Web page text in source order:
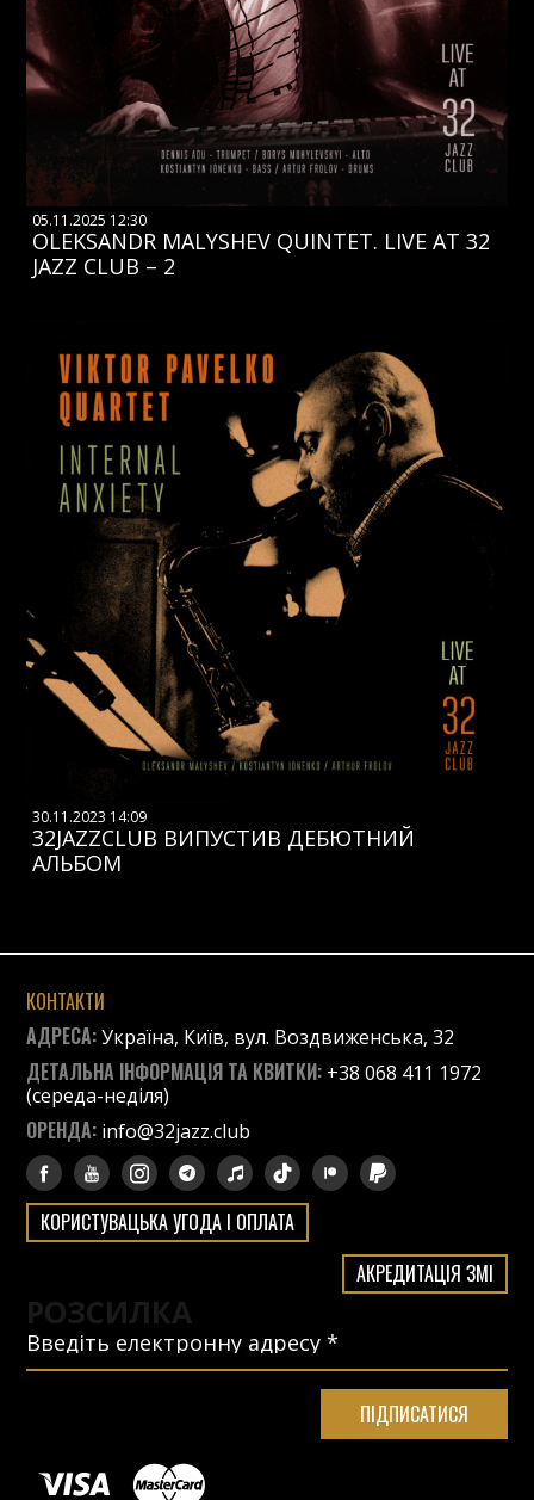
05.11.2025 12:30
OLEKSANDR MALYSHEV QUINTET. LIVE AT 32
JAZZ CLUB – 2
30.11.2023 14:09
32JAZZCLUB ВИПУСТИВ ДЕБЮТНИЙ
АЛЬБОМ
КОНТАКТИ
АДРЕСА:Україна, Київ, вул. Воздвиженська, 32
ДЕТАЛЬНА ІНФОРМАЦІЯ ТА КВИТКИ: +38 068 411 1972
(середа-неділя)
ОРЕНДА: info@32jazz.club
КОРИСТУВАЦЬКА УГОДА І ОПЛАТА
АКРЕДИТАЦІЯ ЗМІ
РОЗСИЛКА